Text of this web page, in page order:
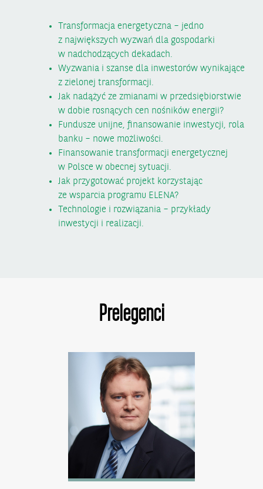
Transformacja energetyczna – jedno
z największych wyzwań dla gospodarki
w nadchodzących dekadach.
Wyzwania i szanse dla inwestorów wynikające
z zielonej transformacji.
Jak nadążyć ze zmianami w przedsiębiorstwie
w dobie rosnących cen nośników energii?
Fundusze unijne, finansowanie inwestycji, rola
banku – nowe możliwości.
Finansowanie transformacji energetycznej
w Polsce w obecnej sytuacji.
Jak przygotować projekt korzystając
ze wsparcia programu ELENA?
Technologie i rozwiązania – przykłady
inwestycji i realizacji.
Prelegenci